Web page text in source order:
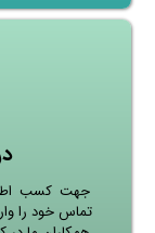
جهت کسب
تماس خود را